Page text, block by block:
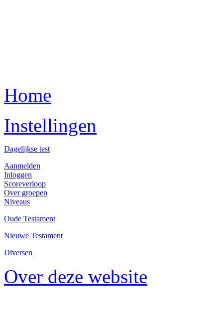
Home
Instellingen
Dagelijkse test
Aanmelden
Inloggen
Scoreverloop
Over groepen
Niveaus
Oude Testament
Nieuwe Testament
Diversen
Over deze website